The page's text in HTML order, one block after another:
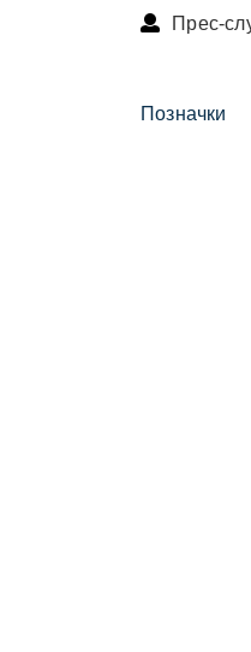
Прес-
Позначки